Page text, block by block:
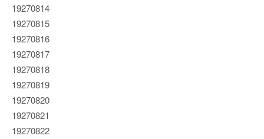
19270814
19270815
19270816
19270817
19270818
19270819
19270820
19270821
19270822